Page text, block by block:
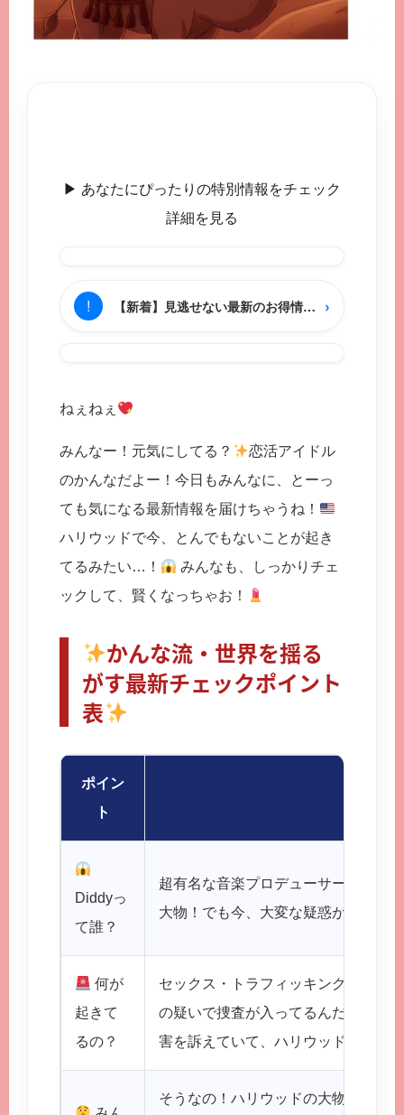
▶︎ あなたにぴったりの特別情報をチェック
詳細を見る
! 【新着】見逃せない最新のお得情報をチェック ›
ねぇねぇ
みんなー！元気にしてる？
恋活アイドル
のかんなだよー！今日もみんなに、とーっ
ても気になる最新情報を届けちゃうね！
ハリウッドで今、とんでもないことが起き
てるみたい…！
みんなも、しっかりチェ
ックして、賢くなっちゃお！
かんな流・世界を揺る
がす最新チェックポイント
表
ポイン
ト
Diddyっ
て誰？
超有名な音楽プロデューサーで、数
大物！でも今、大変な疑惑が持ち上
何が
起きて
るの？
セックス・トラフィッキング（性的
の疑いで捜査が入ってるんだって！
害を訴えていて、ハリウッド全体が
そうなの！ハリウッドの大物スター